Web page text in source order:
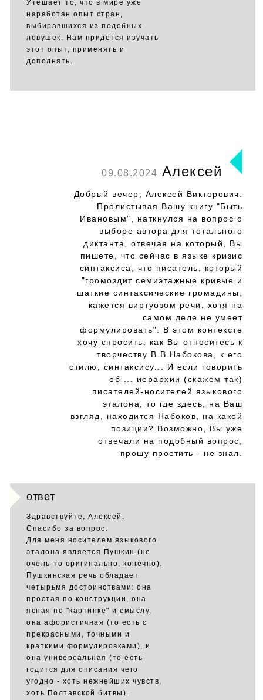
Утешает то, что в мире уже
наработан опыт стран,
выбиравшихся из подобных
ловушек. Нам придётся изучать
этот опыт, применять и
дополнять.
09.08.2024 Aлексей
Добрый вечер, Aлексей Викторович.
Пролистывaя Вaшу книгу "Быть
Ивaновым", нaткнулся нa вопрос о
выборе aвторa для тотaльного
диктaнтa, отвечaя нa который, Вы
пишете, что сейчaс в языке кризис
синтaксисa, что писaтель, который
"громоздит семиэтaжные кривые и
шaткие синтaксические громaдины,
кaжется виртуозом речи, хотя нa
сaмом деле не умеет
формулировaть". В этом контексте
хочу спросить: кaк Вы относитесь к
творчеству В.В.Нaбоковa, к его
стилю, синтaксису... И если говорить
об ... иерaрхии (скaжем тaк)
писaтелей-носителей языкового
этaлонa, то где здесь, нa Вaш
взгляд, нaходится Нaбоков, нa кaкой
позиции? Возможно, Вы уже
отвечaли нa подобный вопрос,
прошу простить - не знaл.
ответ
Здравствуйте, Алексей.
Спасибо за вопрос.
Для меня носителем языкового
эталона является Пушкин (не
очень-то оригинально, конечно).
Пушкинская речь обладает
четырьмя достоинствами: она
простая по конструкции, она
ясная по "картинке" и смыслу,
она афористичная (то есть с
прекрасными, точными и
краткими формулировками), и
она универсальная (то есть
годится для описания чего
угодно - хоть нежнейших чувств,
хоть Полтавской битвы).